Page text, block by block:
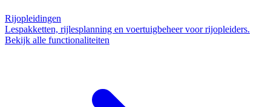
Rijopleidingen
Lespakketten, rijlesplanning en voertuigbeheer voor rijopleiders.
Bekijk alle functionaliteiten